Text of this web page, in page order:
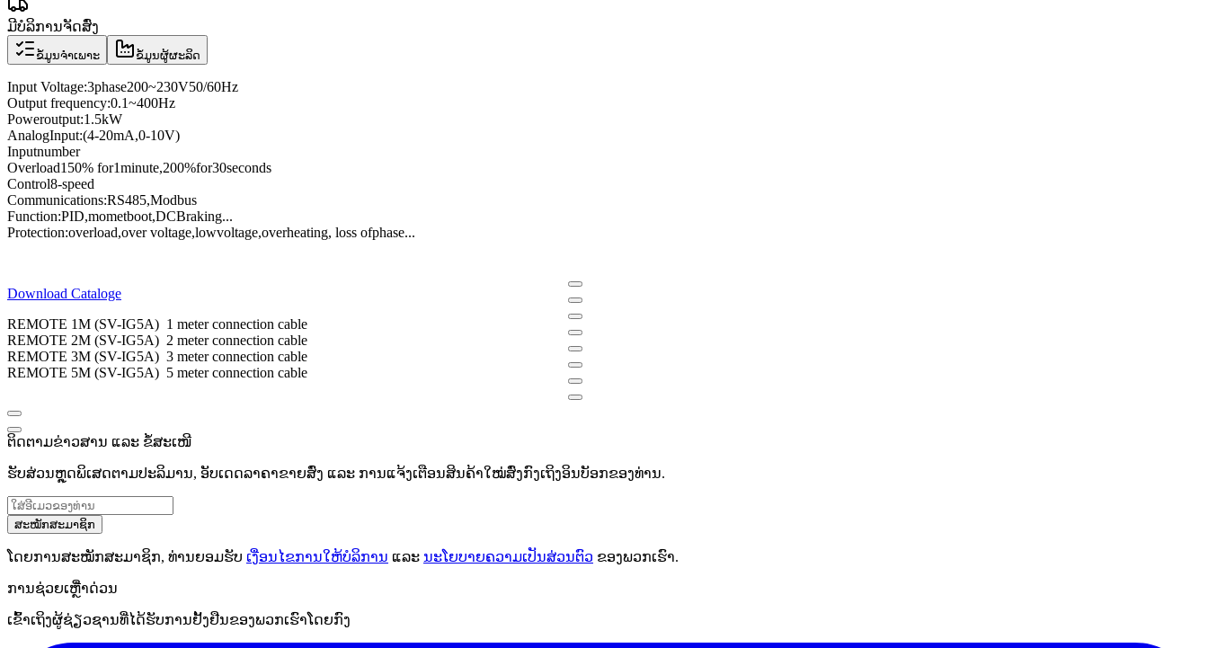
ມີບໍລິການຈັດສົ່ງ
ຂໍ້ມູນຈຳເພາະ ຂໍ້ມູນຜູ້ຜະລິດ
Input Voltage:3phase200~230V50/60Hz
Output frequency:0.1~400Hz
Poweroutput:1.5kW
AnalogInput:(4-20mA,0-10V)
Inputnumber
Overload150% for1minute,200%for30seconds
Control8-speed
Communications:RS485,Modbus
Function:PID,mometboot,DCBraking...
Protection:overload,over voltage,lowvoltage,overheating, loss ofphase...
Download Cataloge
REMOTE 1M (SV-IG5A) 1 meter connection cable
REMOTE 2M (SV-IG5A) 2 meter connection cable
REMOTE 3M (SV-IG5A) 3 meter connection cable
REMOTE 5M (SV-IG5A) 5 meter connection cable
ຕິດຕາມຂ່າວສານ ແລະ ຂໍ້ສະເໜີ
ຮັບສ່ວນຫຼຸດພິເສດຕາມປະລິມານ, ອັບເດດລາຄາຂາຍສົ່ງ ແລະ ການແຈ້ງເຕືອນສິນຄ້າໃໝ່ສົ່ງກົງເຖິງອິນບັອກຂອງທ່ານ.
ສະໝັກສະມາຊິກ
ໂດຍການສະໝັກສະມາຊິກ, ທ່ານຍອມຮັບ ເງື່ອນໄຂການໃຫ້ບໍລິການ ແລະ ນະໂຍບາຍຄວາມເປັນສ່ວນຕົວ ຂອງພວກເຮົາ.
ການຊ່ວຍເຫຼືໍາດ່ວນ
ເຂົ້າເຖິງຜູ້ຊ່ຽວຊານທີ່ໄດ້ຮັບການຢັ້ງຢືນຂອງພວກເຮົາໂດຍກົງ